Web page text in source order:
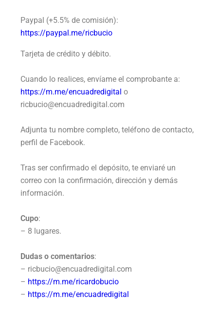
Paypal (+5.5% de comisión):
https://paypal.me/ricbucio
Tarjeta de crédito y débito.
Cuando lo realices, envíame el comprobante a:
https://m.me/encuadredigital o
ricbucio@encuadredigital.com
Adjunta tu nombre completo, teléfono de contacto,
perfil de Facebook.
Tras ser confirmado el depósito, te enviaré un
correo con la confirmación, dirección y demás
información.
Cupo:
– 8 lugares.
Dudas o comentarios:
– ricbucio@encuadredigital.com
– https://m.me/ricardobucio
– https://m.me/encuadredigital